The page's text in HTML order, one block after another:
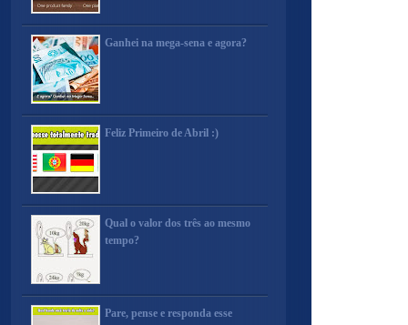
Ganhei na mega-sena e agora?
Feliz Primeiro de Abril :)
Qual o valor dos três ao mesmo
tempo?
Pare, pense e responda esse